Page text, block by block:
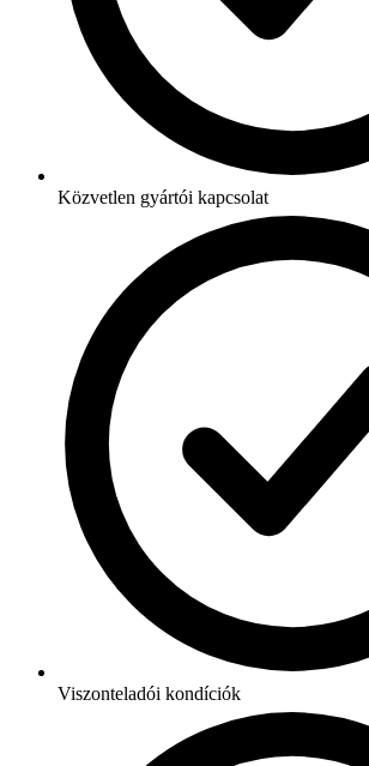
Közvetlen gyártói kapcsolat
Viszonteladói kondíciók